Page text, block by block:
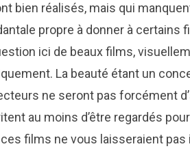
bien réalisés, mais qui
propre à donner à certains
ici de beaux films,
La beauté étant un
ne seront pas forcément
au moins d’être regardés
films ne vous laisseraient pas